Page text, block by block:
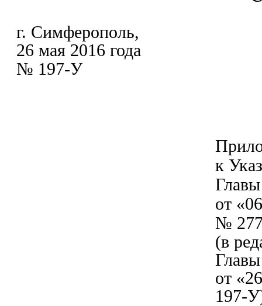
г. Симферополь,
26 мая 2016 года
№ 197-У
к
от
№
(в
от
197-